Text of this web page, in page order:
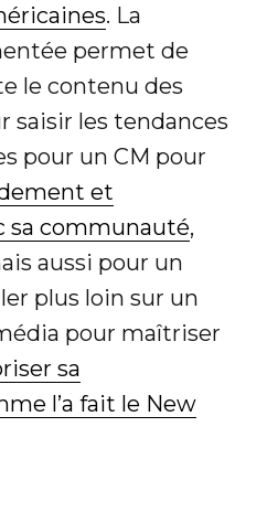
. La
permet de
le contenu des
saisir les tendances
pour un CM pour
et
sa communauté,
aussi pour un
plus loin sur un
pour maîtriser
sa
l’a fait le New